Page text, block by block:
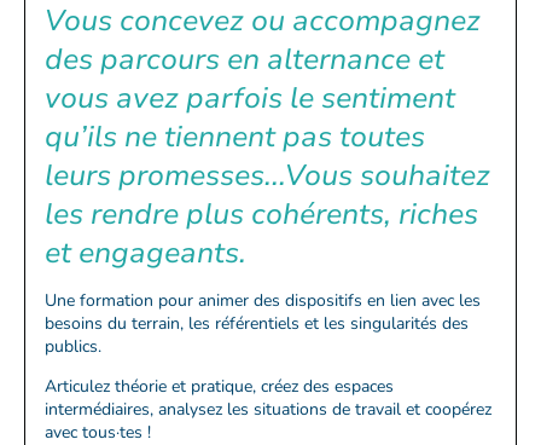
Vous concevez ou accompagnez
des parcours en alternance et
vous avez parfois le sentiment
qu’ils ne tiennent pas toutes
leurs promesses...Vous souhaitez
les rendre plus cohérents, riches
et engageants.
Une formation pour animer des dispositifs en lien avec les
besoins du terrain, les référentiels et les singularités des
publics.
Articulez théorie et pratique, créez des espaces
intermédiaires, analysez les situations de travail et coopérez
avec tous·tes !